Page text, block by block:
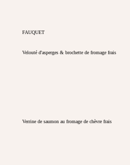
FAUQUET
Velouté d'asperges & brochette de fromage frais
Verrine de saumon au fromage de chèvre frais